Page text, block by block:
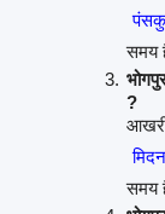
समय
?
समय